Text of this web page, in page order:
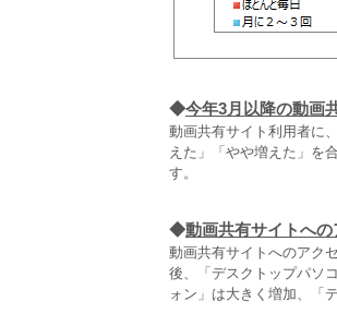
◆今年3月以降の動画
動画共有サイト利用者に
えた」「やや増えた」を
す。
◆動画共有サイトへ
動画共有サイトへのアク
後、「デスクトップパソ
ォン」は大きく増加、「